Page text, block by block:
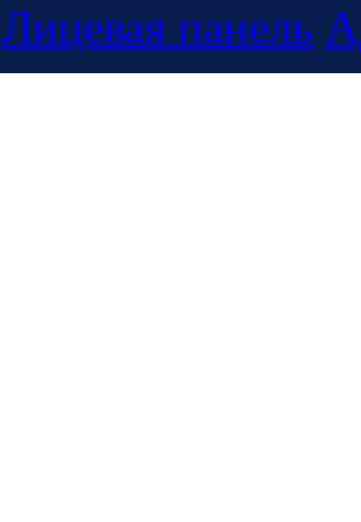
Лицевая панель